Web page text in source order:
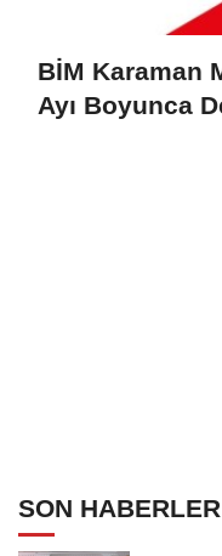
BİM Karaman
Ayı Boyunca
SON HABERLER